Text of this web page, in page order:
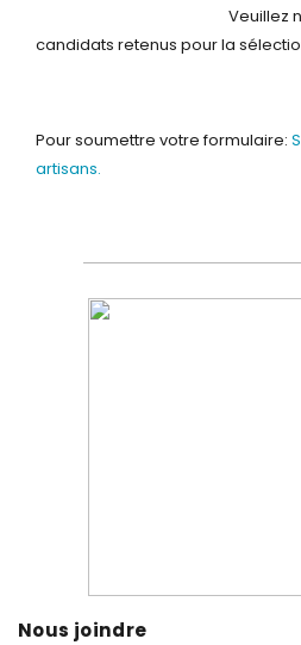
Veuillez noter
candidats retenus pour la
Pour soumettre votre formulaire:
artisans.
Nous joindre